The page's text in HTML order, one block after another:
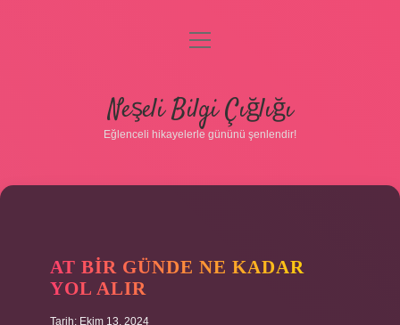
Gizlilik Politikası
Hakkımızda
menüyü
Neşeli Bilgi Çığlığı
Eğlenceli hikayelerle gününü şenlendir!
AT BIR GÜNDE NE KADAR
YOL ALIR
Tarih: Ekim 13, 2024